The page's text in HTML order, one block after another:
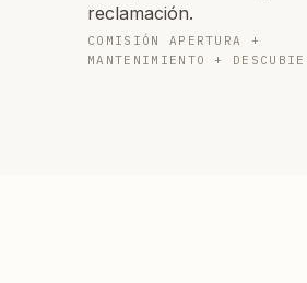
reclamación.
COMISIÓN APERTURA +
MANTENIMIENTO +